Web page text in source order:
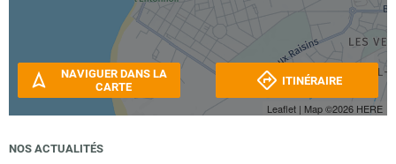
Leaflet | Map ©2026 HERE
NAVIGUER DANS LA
CARTE
ITINÉRAIRE
NOS ACTUALITÉS